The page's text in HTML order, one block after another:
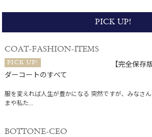
PICK UP!
COAT-FASHION-ITEMS
PICK UP!
【完全保存
ダーコートのすべて
服を変えれば人生が豊かになる 突然ですが、みなさ
まや私た...
BOTTONE-CEO